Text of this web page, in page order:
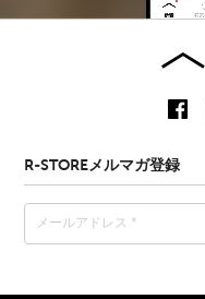
R-STOREメルマガ登録